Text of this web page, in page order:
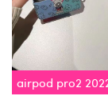
airpod pro2